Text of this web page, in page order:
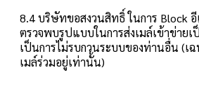
8.4 บริษัทขอสงวนสิทธิ์ ในการ Block อี
ตรวจพบรูปแบบในการส่งเมล์เข้าข่ายเ
เป็นการไม่รบกวนระบบของท่านอื่น (เ
เมล์ร่วมอยู่เท่านั้น)